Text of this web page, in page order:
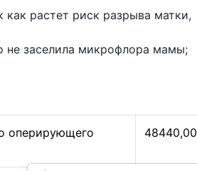
растет риск разрыва матки,
не заселила микрофлора мамы;
оперирующего
48440,00